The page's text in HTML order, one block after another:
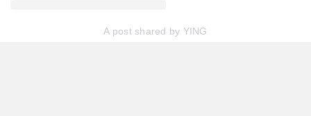
A post shared by YING